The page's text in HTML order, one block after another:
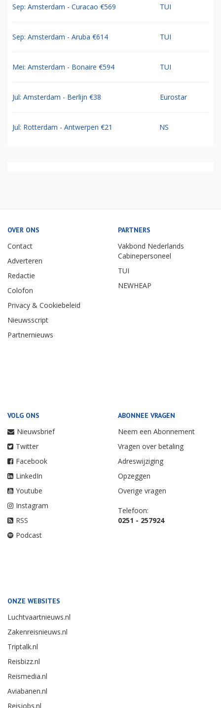
Sep: Amsterdam - Curacao €569 TUI
Sep: Amsterdam - Aruba €614 TUI
Mei: Amsterdam - Bonaire €594 TUI
Jul: Amsterdam - Berlijn €38 Eurostar
Jul: Rotterdam - Antwerpen €21 NS
OVER ONS
Contact
Adverteren
Redactie
Colofon
Privacy & Cookiebeleid
Nieuwsscript
Partnernieuws
PARTNERS
Vakbond Nederlands
Cabinepersoneel
TUI
NEWHEAP
VOLG ONS
Nieuwsbrief
Twitter
Facebook
LinkedIn
Youtube
Instagram
RSS
Podcast
ABONNEE VRAGEN
Neem een Abonnement
Vragen over betaling
Adreswijziging
Opzeggen
Overige vragen
Telefoon:
0251 - 257924
ONZE WEBSITES
Luchtvaartnieuws.nl
Zakenreisnieuws.nl
Triptalk.nl
Reisbizz.nl
Reismedia.nl
Aviabanen.nl
Reisjobs.nl